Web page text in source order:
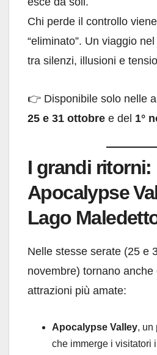
Chi perde il controllo
“eliminato”. Un viaggio
tra silenzi, illusioni e
👉 Disponibile solo nelle
25 e 31 ottobre e del 1°
I grandi ritorni:
Apocalypse
Lago
Nelle stesse serate (25 e
novembre) tornano anche
attrazioni più amate:
Apocalypse Valley, un
che immerge i visitatori